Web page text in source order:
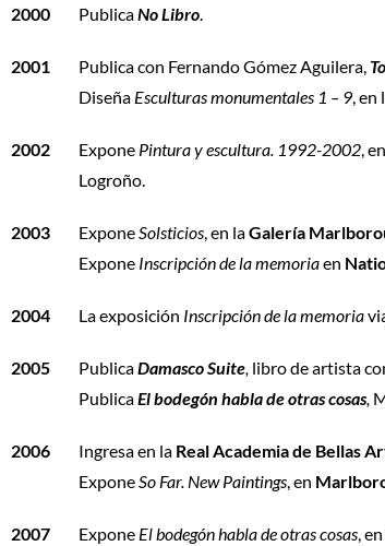
2000
2001
2002
2003
2004
2005
2006
2007
PublicaNo Libro.
Publica con Fernando Gómez Aguilera,
Diseña Esculturas monumentales 1 – 9, en
Expone Pintura y escultura. 1992-2002,
Logroño.
ExponeSolsticios, en laGalería
ExponeInscripción de la memoriaen
La exposición Inscripción de la memoria
PublicaDamasco Suite, libro de artista
PublicaEl bodegón habla de otras cosas,
Ingresa en la Real Academia de Bellas
ExponeSo Far. New Paintings, en
Expone El bodegón habla de otras cosas,